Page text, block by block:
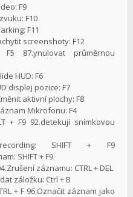
F9
F10
F11
screenshoty: F12
87.ynulovat průměrnou
HUD: F6
displej pozice: F7
aktivní plochy: F8
Mikrofonu: F4
+ F9 92.detekují snímkovou
recording: SHIFT + F9
SHIFT + F9
záznamu: CTRL + DEL
záložku: Ctrl + B
+ F 96.Označit záznam jako